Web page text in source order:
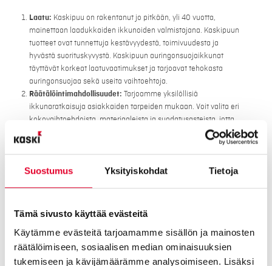
Suostumus Yksityiskohdat Tietoja
Tämä sivusto käyttää evästeitä
Käytämme evästeitä tarjoamamme sisällön ja mainosten
räätälöimiseen, sosiaalisen median ominaisuuksien
tukemiseen ja kävijämäärämme analysoimiseen. Lisäksi
Laatu: Kaskipuu on rakentanut jo pitkään, yli 40 vuotta,
mainettaan laadukkaiden ikkunoiden valmistajana. Kaskipuun
tuotteet ovat tunnettuja kestävyydestä, toimivuudesta ja
hyvästä suorituskyvystä. Kaskipuun auringonsuojaikkunat
täyttävät korkeat laatuvaatimukset ja tarjoavat tehokasta
auringonsuojaa sekä useita vaihtoehtoja.
Räätälöintimahdollisuudet: Tarjoamme yksilöllisiä
ikkunaratkaisuja asiakkaiden tarpeiden mukaan. Voit valita eri
kokovaihtoehdoista, materiaaleista ja suodatusasteista, jotta
auringonsuojaikkunat sopivat täydellisesti rakennuksesi tyyliin
ja toiminnallisuuteen.
asennuspalvelun. Asiantunteva asennus varmistaa, että
Hyvä maine
: Kaskipuulla on vankka maine luotettavana ja
arvostettuna ikkunoiden valmistajana. Meidän historia alalla on
pitkä ja Kaskipuun tuotteiden laatu ja kestävyys ovat saaneet
paljon positiivista palautetta asiakkailta.